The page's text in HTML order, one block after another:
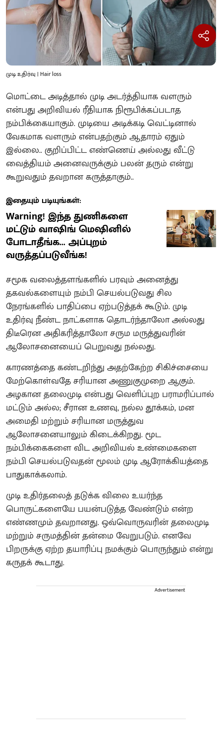
முடி உதிர்வு | Hair loss
மொட்டை அடித்தால் முடி அடர்த்தியாக வளரும்
என்பது அறிவியல் ரீதியாக நிரூபிக்கப்படாத
நம்பிக்கையாகும். முடியை அடிக்கடி வெட்டினால்
வேகமாக வளரும் என்பதற்கும் ஆதாரம் ஏதும்
இல்லை.. குறிப்பிட்ட எண்ணெய் அல்லது வீட்டு
வைத்தியம் அனைவருக்கும் பலன் தரும் என்று
கூறுவதும் தவறான கருத்தாகும்..
இதையும் படியுங்கள்:
Warning! இந்த துணிகளை
மட்டும் வாஷிங் மெஷினில்
போடாதீங்க... அப்புறம்
வருத்தப்படுவீங்க!
சமூக வலைத்தளங்களில் பரவும் அனைத்து
தகவல்களையும் நம்பி செயல்படுவது சில
நேரங்களில் பாதிப்பை ஏற்படுத்தக் கூடும். முடி
உதிர்வு நீண்ட நாட்களாக தொடர்ந்தாலோ அல்லது
திடீரென அதிகரித்தாலோ சரும மருத்துவரின்
ஆலோசனையைப் பெறுவது நல்லது.
காரணத்தை கண்டறிந்து அதற்கேற்ற சிகிச்சையை
மேற்கொள்வதே சரியான அணுகுமுறை ஆகும்.
அழகான தலைமுடி என்பது வெளிப்புற பராமரிப்பால்
மட்டும் அல்ல; சீரான உணவு, நல்ல தூக்கம், மன
அமைதி மற்றும் சரியான மருத்துவ
ஆலோசனையாலும் கிடைக்கிறது. மூட
நம்பிக்கைகளை விட அறிவியல் உண்மைகளை
நம்பி செயல்படுவதன் மூலம் முடி ஆரோக்கியத்தை
பாதுகாக்கலாம்.
முடி உதிர்தலைத் தடுக்க விலை உயர்ந்த
பொருட்களையே பயன்படுத்த வேண்டும் என்ற
எண்ணமும் தவறானது. ஒவ்வொருவரின் தலைமுடி
மற்றும் சருமத்தின் தன்மை வேறுபடும். எனவே
பிறருக்கு ஏற்ற தயாரிப்பு நமக்கும் பொருந்தும் என்று
கருதக் கூடாது.
Advertisement